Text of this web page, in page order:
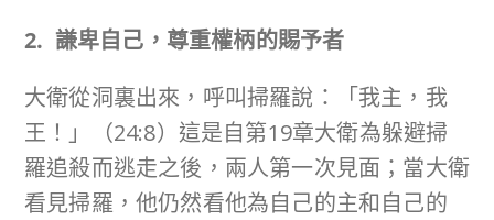
2. 謙卑自己，尊重權柄的賜予者
大衛從洞裏出來，呼叫掃羅說：「我主，我
王！」（24:8）這是自第19章大衛為躲避掃
羅追殺而逃走之後，兩人第一次見面；當大衛
看見掃羅，他仍然看他為自己的主和自己的